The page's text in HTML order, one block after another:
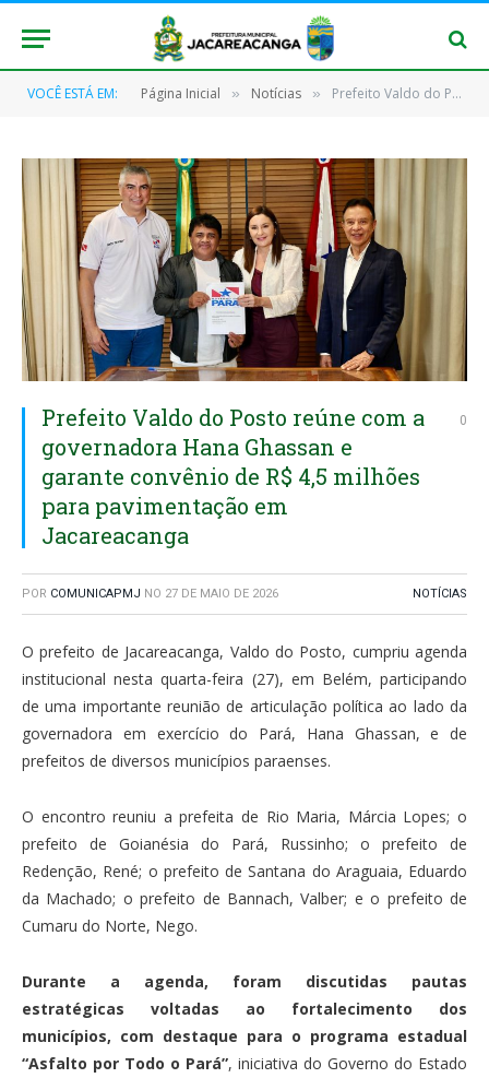
VOCÊ ESTÁ EM: Página Inicial » Notícias » Prefeito Valdo do Posto reúne com a governadora Hana Ghassan e garante convênio de R$ 4,5 milhões para pavimentação em Jacareacanga
Prefeito Valdo do Posto reúne com a
governadora Hana Ghassan e
garante convênio de R$ 4,5 milhões
para pavimentação em
Jacareacanga
0
POR COMUNICAPMJ NO 27 DE MAIO DE 2026 NOTÍCIAS
O prefeito de Jacareacanga, Valdo do Posto, cumpriu agenda
institucional nesta quarta-feira (27), em Belém, participando
de uma importante reunião de articulação política ao lado da
governadora em exercício do Pará, Hana Ghassan, e de
prefeitos de diversos municípios paraenses.
O encontro reuniu a prefeita de Rio Maria, Márcia Lopes; o
prefeito de Goianésia do Pará, Russinho; o prefeito de
Redenção, René; o prefeito de Santana do Araguaia, Eduardo
da Machado; o prefeito de Bannach, Valber; e o prefeito de
Cumaru do Norte, Nego.
Durante a agenda, foram discutidas pautas
estratégicas voltadas ao fortalecimento dos
municípios, com destaque para o programa estadual
“Asfalto por Todo o Pará”, iniciativa do Governo do Estado